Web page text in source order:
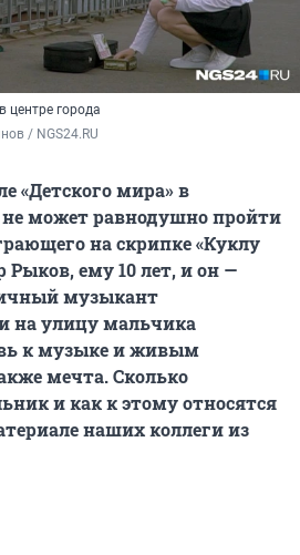
центре города
/ NGS24.RU
«Детского мира» в
не может равнодушно пройти
на скрипке «Куклу
Рыков, ему 10 лет, и он —
музыкант
на улицу мальчика
к музыке и живым
мечта. Сколько
и как к этому относятся
наших коллеги из